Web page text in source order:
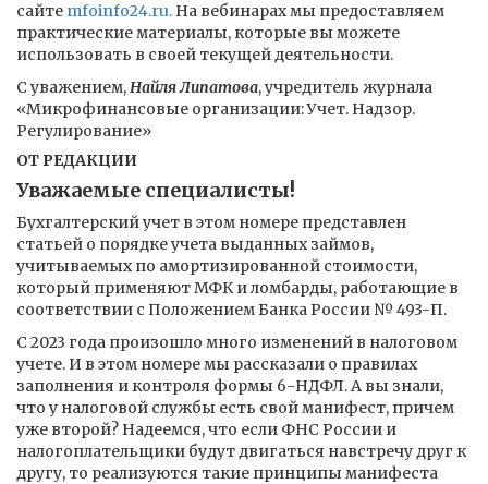
сайте mfoinfo24.ru. На вебинарах мы предоставляем
практические материалы, которые вы можете
использовать в своей текущей деятельности.
С уважением,Найля Липатова, учредитель журнала
«Микрофинансовые организации: Учет. Надзор.
Регулирование»
ОТ РЕДАКЦИИ
Уважаемые специалисты!
Бухгалтерский учет в этом номере представлен
статьей о порядке учета выданных займов,
учитываемых по амортизированной стоимости,
который применяют МФК и ломбарды, работающие в
соответствии с Положением Банка России № 493-П.
С 2023 года произошло много изменений в налоговом
учете. И в этом номере мы рассказали о правилах
заполнения и контроля формы 6-НДФЛ. А вы знали,
что у налоговой службы есть свой манифест, причем
уже второй? Надеемся, что если ФНС России и
налогоплательщики будут двигаться навстречу друг к
другу, то реализуются такие принципы манифеста